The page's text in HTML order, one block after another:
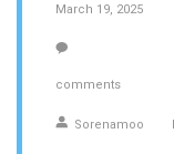
March 19, 2025
comments
Sorenamoo